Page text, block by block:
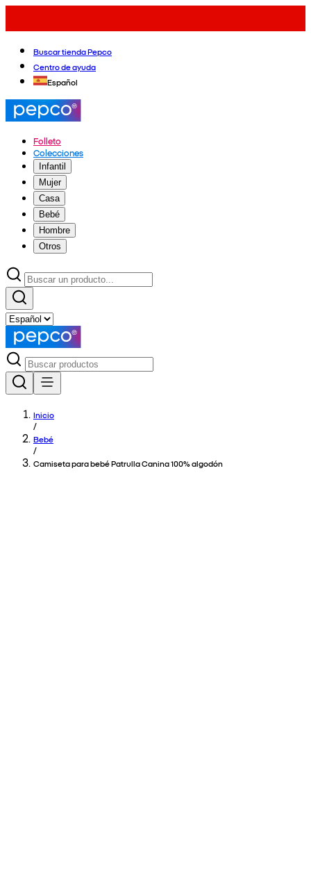
Buscar tienda Pepco
Centro de ayuda
Español
Folleto
Colecciones
Infantil
Mujer
Casa
Bebé
Hombre
Otros
Inicio
/
Bebé
/
Camiseta para bebé Patrulla Canina 100% algodón